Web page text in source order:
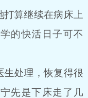
算继续在病床上
的快活日子可不
处理，恢复得很
先是下床走了几